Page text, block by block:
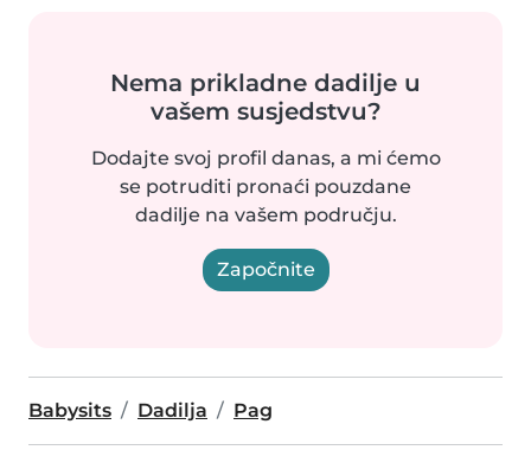
Nema prikladne dadilje u
vašem susjedstvu?
Dodajte svoj profil danas, a mi ćemo
se potruditi pronaći pouzdane
dadilje na vašem području.
Započnite
Babysits Dadilja Pag